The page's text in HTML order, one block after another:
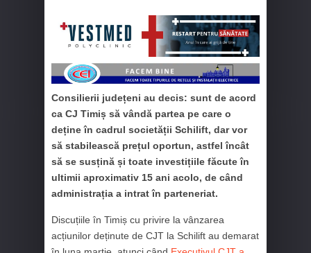
Consilierii județeni au decis: sunt de acord
ca CJ Timiș să vândă partea pe care o
deține în cadrul societății Schilift, dar vor
să stabilească prețul oportun, astfel încât
să se susțină și toate investițiile făcute în
ultimii aproximativ 15 ani acolo, de când
administrația a intrat în parteneriat.
Discuțiile în Timiș cu privire la vânzarea
acțiunilor deținute de CJT la Schilift au demarat